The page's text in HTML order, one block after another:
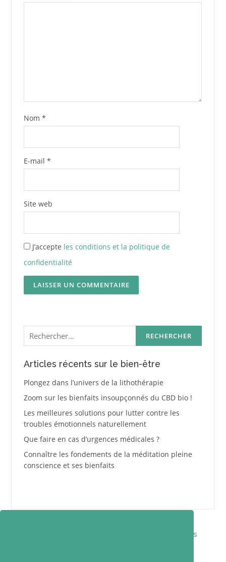
Nom *
E-mail *
Site web
J’accepte les conditions et la politique de
confidentialité
Rechercher :
Articles récents sur le bien-être
Plongez dans l’univers de la lithothérapie
Zoom sur les bienfaits insoupçonnés du CBD bio !
Les meilleures solutions pour lutter contre les
troubles émotionnels naturellement
Que faire en cas d’urgences médicales ?
Connaître les fondements de la méditation pleine
conscience et ses bienfaits
Mentions légales